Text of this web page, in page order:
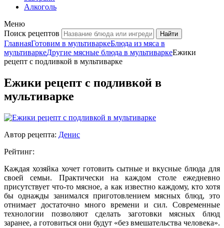
Алкоголь
Меню
Поиск рецептов
ГлавнаяГотовим в мультиваркеБлюда из мяса в
мультиваркеДругие мясные блюда в мультиваркеЕжики
рецепт с подливкой в мультиварке
Ежики рецепт с подливкой в
мультиварке
Автор рецепта: Денис
Рейтинг:
Каждая хозяйка хочет готовить сытные и вкусные блюда для
своей семьи. Практически на каждом столе ежедневно
присутствует что-то мясное, а как известно каждому, кто хотя
бы однажды занимался приготовлением мясных блюд, это
отнимает достаточно много времени и сил. Современные
технологии позволяют сделать заготовки мясных блюд
заранее, а готовиться они будут «без вмешательства человека».